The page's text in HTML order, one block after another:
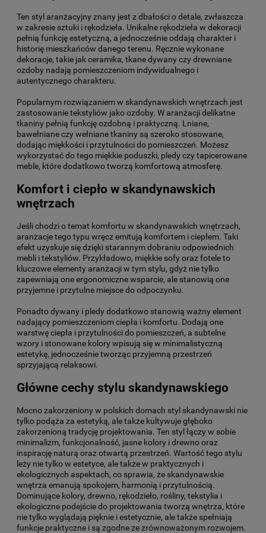
Ten styl aranżacyjny znany jest z dbałości o detale, zwłaszcza
w zakresie sztuki i rękodzieła. Unikalne rękodzieła w dekoracji
pełnią funkcję estetyczną, a jednocześnie oddają charakter i
historię mieszkańców danego terenu. Ręcznie wykonane
dekoracje, takie jak ceramika, tkane dywany czy drewniane
ozdoby nadają pomieszczeniom indywidualnego i
autentycznego charakteru.
Popularnym rozwiązaniem w skandynawskich wnętrzach jest
zastosowanie tekstyliów jako ozdoby. W aranżacji delikatne
tkaniny pełnią funkcję ozdobną i praktyczną. Lniane,
bawełniane czy wełniane tkaniny są szeroko stosowane,
dodając miękkości i przytulności do pomieszczeń. Możesz
wykorzystać do tego miękkie poduszki, pledy czy tapicerowane
meble, które dodatkowo tworzą komfortową atmosferę.
Komfort i ciepło w skandynawskich
wnętrzach
Jeśli chodzi o temat komfortu w skandynawskich wnętrzach,
aranżacje tego typu wręcz emitują komfortem i ciepłem. Taki
efekt uzyskuje się dzięki starannym dobraniu odpowiednich
mebli i tekstyliów. Przykładowo, miękkie sofy oraz fotele to
kluczowe elementy aranżacji w tym stylu, gdyż nie tylko
zapewniają one ergonomiczne wsparcie, ale stanowią one
przyjemne i przytulne miejsce do odpoczynku.
Ponadto dywany i pledy dodatkowo stanowią ważny element
nadający pomieszczeniom ciepła i komfortu. Dodają one
warstwę ciepła i przytulności do pomieszczeń, a subtelne
wzory i stonowane kolory wpisują się w minimalistyczną
estetykę, jednocześnie tworząc przyjemną przestrzeń
sprzyjającą relaksowi.
Główne cechy stylu skandynawskiego
Mocno zakorzeniony w polskich domach styl skandynawski nie
tylko podąża za estetyką, ale także kultywuje głęboko
zakorzenioną tradycję projektowania. Ten styl łączy w sobie
minimalizm, funkcjonalność, jasne kolory i drewno oraz
inspirację naturą oraz otwartą przestrzeń. Wartość tego stylu
leży nie tylko w estetyce, ale także w praktycznych i
ekologicznych aspektach, co sprawia, że skandynawskie
wnętrza emanują spokojem, harmonią i przytulnością.
Dominujące kolory, drewno, rękodzieło, rośliny, tekstylia i
ekologiczne podejście do projektowania tworzą wnętrza, które
nie tylko wyglądają pięknie i estetycznie, ale także spełniają
funkcje praktyczne i są zgodne ze zrównoważonym rozwojem.